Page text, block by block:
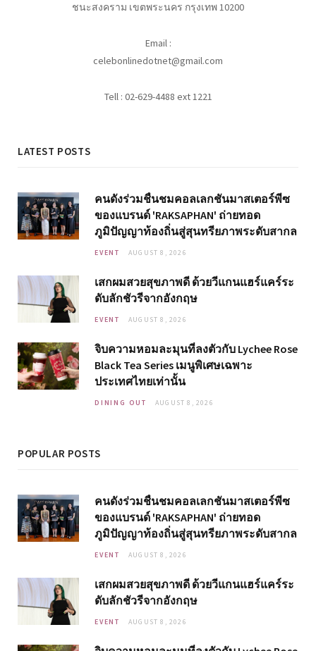
ชนะสงคราม เขตพระนคร กรุงเทพ 10200
Email :
celebonlinedotnet@gmail.com
Tell : 02-629-4488 ext 1221
LATEST POSTS
คนดังร่วมชื่นชมคอลเลกชันมาสเตอร์พีซ
ของแบรนด์ 'RAKSAPHAN' ถ่ายทอด
ภูมิปัญญาท้องถิ่นสู่สุนทรียภาพระดับสากล
EVENT AUGUST 8, 2026
เสกผมสวยสุขภาพดี ด้วยวีแกนแฮร์แคร์ระ
ดับลักชัวรีจากอังกฤษ
EVENT AUGUST 8, 2026
จิบความหอมละมุนที่ลงตัวกับ Lychee Rose
Black Tea Series เมนูพิเศษเฉพาะ
ประเทศไทยเท่านั้น
DINING OUT AUGUST 8, 2026
POPULAR POSTS
คนดังร่วมชื่นชมคอลเลกชันมาสเตอร์พีซ
ของแบรนด์ 'RAKSAPHAN' ถ่ายทอด
ภูมิปัญญาท้องถิ่นสู่สุนทรียภาพระดับสากล
EVENT AUGUST 8, 2026
เสกผมสวยสุขภาพดี ด้วยวีแกนแฮร์แคร์ระ
ดับลักชัวรีจากอังกฤษ
EVENT AUGUST 8, 2026